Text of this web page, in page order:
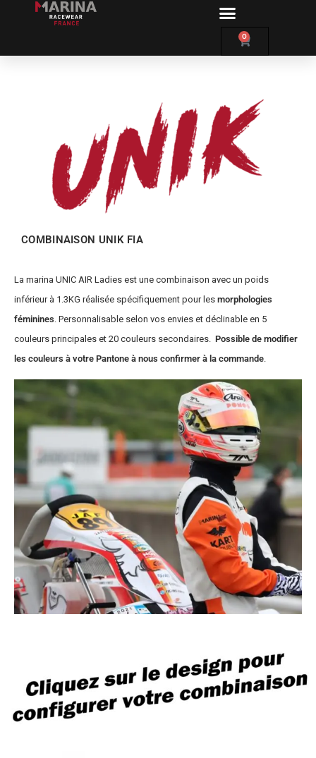
0
PERSONNALISBLE
COMBINAISON UNIK FIA
La marina UNIC AIR Ladies est une combinaison avec un poids
inférieur à 1.3KG réalisée spécifiquement pour les morphologies
féminines . Personnalisable selon vos envies et déclinable en 5
couleurs principales et 20 couleurs secondaires. Possible de modifier
les couleurs à votre Pantone à nous confirmer à la commande